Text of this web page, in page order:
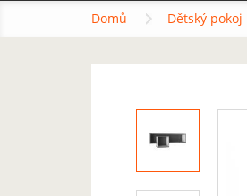
Domů Dětský pokoj